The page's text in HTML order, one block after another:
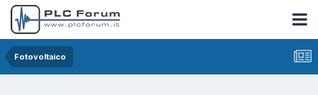
Fotovoltaico